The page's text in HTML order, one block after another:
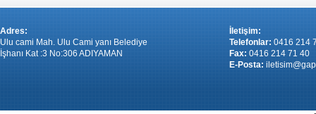
Adres:
Ulu cami Mah. Ulu Cami yanı Belediye
İşhanı Kat :3 No:306 ADIYAMAN
İletişim:
Telefonlar: 0416 214
Fax: 0416 214 71 40
E-Posta: